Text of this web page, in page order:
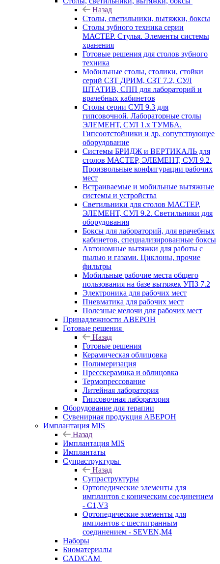
Назад
Cтолы, светильники, вытяжки, боксы
Столы зубного техника серии
МАСТЕР. Стулья. Элементы системы
хранения
Готовые решения для столов зубного
техника
Мобильные столы, столики, стойки
серий СЗТ ДРИМ, СЗТ 7.2, СУЛ
ШТАТИВ, СПП для лабораторий и
врачебных кабинетов
Столы серии СУЛ 9.3 для
гипсовочной. Лабораторные столы
ЭЛЕМЕНТ, СУЛ 1.х ТУМБА.
Гипсоотстойники и др. сопутствующее
оборудование
Системы БРИДЖ и ВЕРТИКАЛЬ для
столов МАСТЕР, ЭЛЕМЕНТ, СУЛ 9.2.
Произвольные конфигурации рабочих
мест
Встраиваемые и мобильные вытяжные
системы и устройства
Светильники для столов МАСТЕР,
ЭЛЕМЕНТ, СУЛ 9.2. Светильники для
оборудования
Боксы для лабораторий, для врачебных
кабинетов, специализированные боксы
Автономные вытяжки для работы с
пылью и газами. Циклоны, прочие
фильтры
Мобильные рабочие места общего
пользования на базе вытяжек УПЗ 7.2
Электроника для рабочих мест
Пневматика для рабочих мест
Полезные мелочи для рабочих мест
Принадлежности АВЕРОН
Готовые решения
Назад
Готовые решения
Керамическая облицовка
Полимеризация
Пресскерамика и облицовка
Термопрессование
Литейная лаборатория
Гипсовочная лаборатория
Оборудование для терапии
Сувенирная продукция АВЕРОН
Имплантация MIS
Назад
Имплантация MIS
Имплантаты
Супраструктуры
Назад
Супраструктуры
Ортопедические элементы для
имплантов с коническим соединением
- C1,V3
Ортопедические элементы для
имплантов с шестигранным
соединением - SEVEN,M4
Наборы
Биоматериалы
CAD/CAM